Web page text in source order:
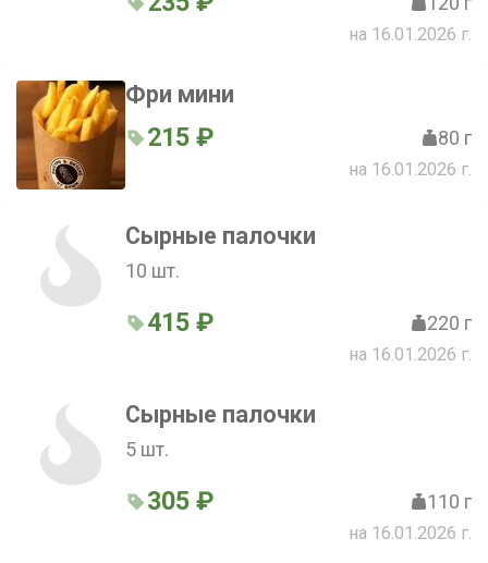
на 16.01.2026 г.
Фри мини
215 ₽ 80 г
на 16.01.2026 г.
Сырные палочки
10 шт.
415 ₽ 220 г
на 16.01.2026 г.
Сырные палочки
5 шт.
305 ₽ 110 г
на 16.01.2026 г.